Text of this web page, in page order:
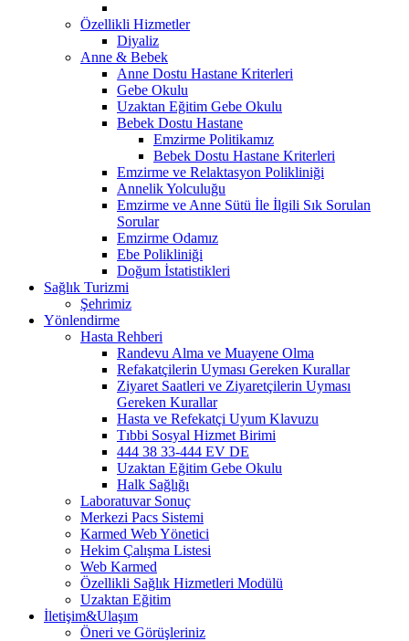
Özellikli Hizmetler
Diyaliz
Anne & Bebek
Anne Dostu Hastane Kriterleri
Gebe Okulu
Uzaktan Eğitim Gebe Okulu
Bebek Dostu Hastane
Emzirme Politikamız
Bebek Dostu Hastane Kriterleri
Emzirme ve Relaktasyon Polikliniği
Annelik Yolculuğu
Emzirme ve Anne Sütü İle İlgili Sık Sorulan
Sorular
Emzirme Odamız
Ebe Polikliniği
Doğum İstatistikleri
Sağlık Turizmi
Şehrimiz
Yönlendirme
Hasta Rehberi
Randevu Alma ve Muayene Olma
Refakatçilerin Uyması Gereken Kurallar
Ziyaret Saatleri ve Ziyaretçilerin Uyması
Gereken Kurallar
Hasta ve Refekatçi Uyum Klavuzu
Tıbbi Sosyal Hizmet Birimi
444 38 33-444 EV DE
Uzaktan Eğitim Gebe Okulu
Halk Sağlığı
Laboratuvar Sonuç
Merkezi Pacs Sistemi
Karmed Web Yönetici
Hekim Çalışma Listesi
Web Karmed
Özellikli Sağlık Hizmetleri Modülü
Uzaktan Eğitim
İletişim&Ulaşım
Öneri ve Görüşleriniz